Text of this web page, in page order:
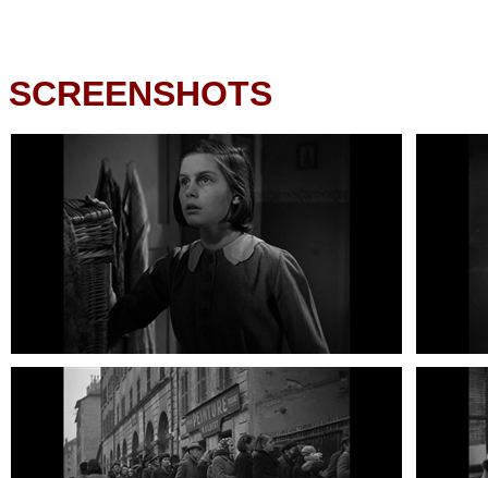
SCREENSHOTS